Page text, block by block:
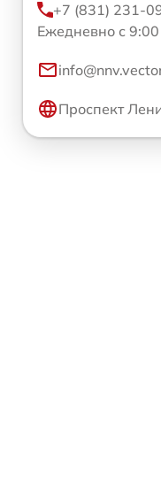
+7 (831) 231-
Ежедневно с
Проспект